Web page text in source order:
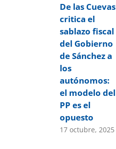
De las Cuevas
critica el
sablazo fiscal
del Gobierno
de Sánchez a
los
autónomos:
el modelo del
PP es el
opuesto
17 octubre, 2025